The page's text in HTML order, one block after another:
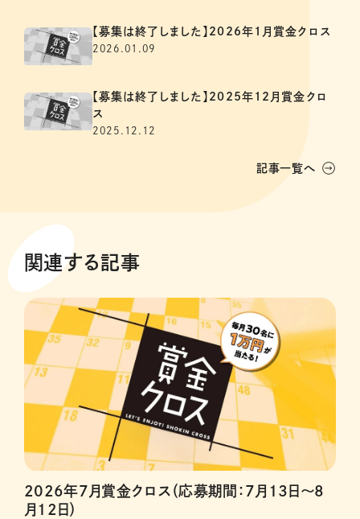
【募集は終了しました】2026年1月賞金クロス
2026.01.09
【募集は終了しました】2025年12月賞金クロ
ス
2025.12.12
記事一覧へ
関連する記事
2026年7月賞金クロス（応募期間：7月13日～8
月12日）